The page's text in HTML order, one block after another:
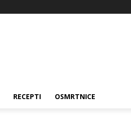
RECEPTI OSMRTNICE